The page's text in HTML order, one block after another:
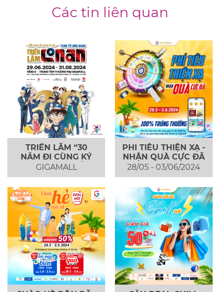
Các tin liên quan
TRIỂN LÃM “30
NĂM ĐI CÙNG KÝ
ỨC - THÁM TỬ
LỪNG DANH
CONAN”
GIGAMALL
PHI TIÊU THIỆN XẠ -
NHẬN QUÀ CỰC ĐÃ
28/05 - 03/06/2024